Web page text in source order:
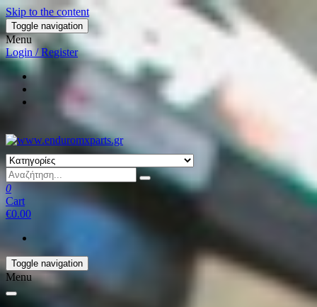
Skip to the content
Toggle navigation
Menu
Login / Register
0
Cart
€0.00
Toggle navigation
Menu